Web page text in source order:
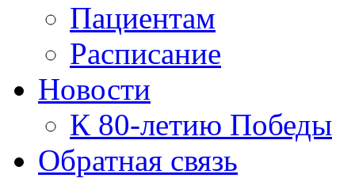
Пациентам
Расписание
Новости
К 80-летию Победы
Обратная связь